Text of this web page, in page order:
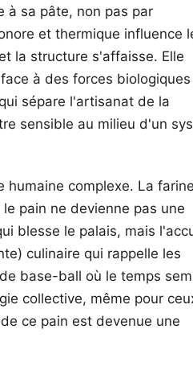
à sa pâte, non pas par
et thermique influence
la structure s'affaisse. Elle
à des forces
sépare l'artisanat de la
sensible au milieu d'un
humaine complexe. La
pain ne devienne pas une
blesse le palais, mais
culinaire qui rappelle les
base-ball où le temps
collective, même pour
ce pain est devenue une